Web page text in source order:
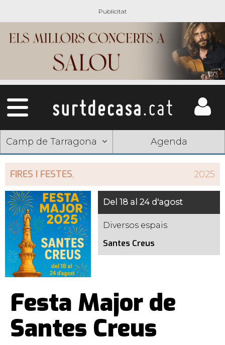
Camp de Tarragona Agenda
FIRES I FESTES, 2025
Del 18 al 24 d'agost
Diversos espais
Santes Creus
Festa Major de
Santes Creus